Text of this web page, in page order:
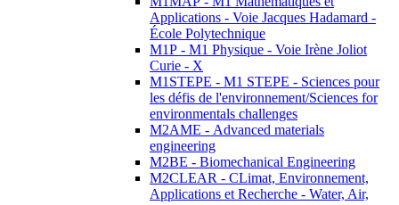
Applications - Voie Jacques Hadamard -
École Polytechnique
M1P - M1 Physique - Voie Irène Joliot
Curie - X
M1STEPE - M1 STEPE - Sciences pour
les défis de l'environnement/Sciences for
environmentals challenges
M2AME - Advanced materials
engineering
M2BE - Biomechanical Engineering
M2CLEAR - CLimat, Environnement,
Applications et Recherche - Water, Air,